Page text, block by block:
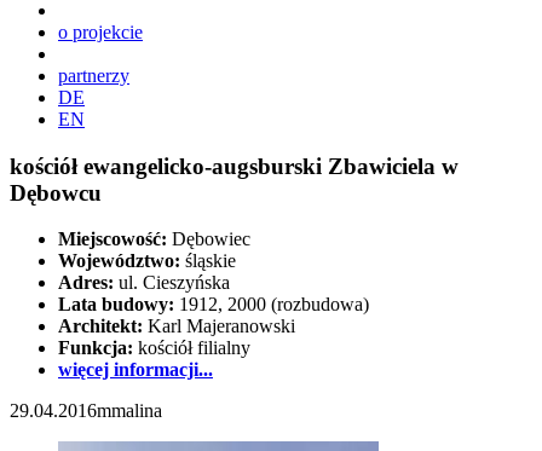
o projekcie
partnerzy
DE
EN
kościół ewangelicko-augsburski Zbawiciela w
Dębowcu
Miejscowość: Dębowiec
Województwo: śląskie
Adres: ul. Cieszyńska
Lata budowy: 1912, 2000 (rozbudowa)
Architekt: Karl Majeranowski
Funkcja: kościół filialny
więcej informacji...
29.04.2016mmalina